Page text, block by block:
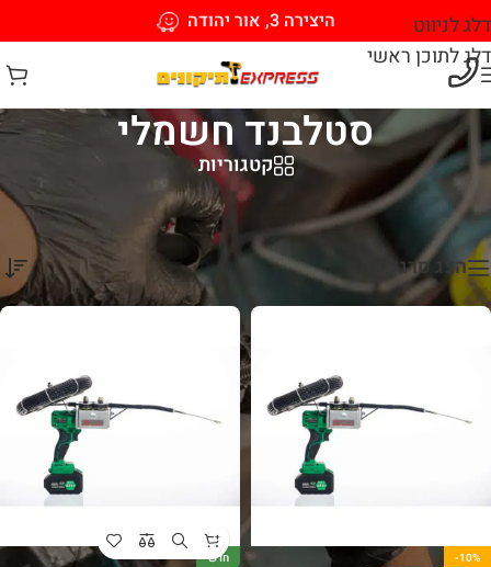
דלג לניווט
דלג לתוכן ראשי
היצירה 3, אור יהודה
סטלבנד חשמלי
קטגוריות
עמוד הבית/כלי עבודה חשמליים/סטלבנד חשמלי
מציגים את כל ⁦2⁩ התוצאות
הצג סרגל צד
-10%
חדש